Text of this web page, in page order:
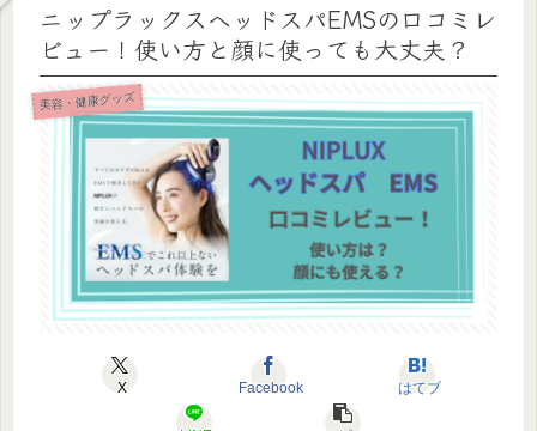
ニップラックスヘッドスパEMSの口コミレ
ビュー！使い方と顔に使っても大丈夫？
美容・健康グッズ
X Facebook はてブ